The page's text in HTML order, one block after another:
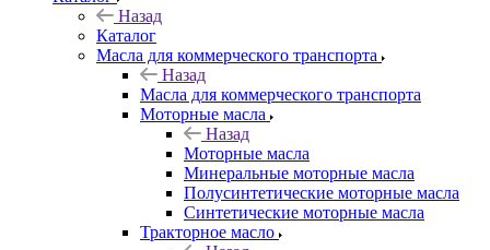
Назад
Каталог
Масла для коммерческого транспорта
Назад
Масла для коммерческого транспорта
Моторные масла
Назад
Моторные масла
Минеральные моторные масла
Полусинтетические моторные масла
Синтетические моторные масла
Тракторное масло